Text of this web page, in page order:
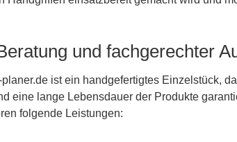
und fachgerechter
ist ein handgefertigtes Einzelstück,
eine lange Lebensdauer der Produkte
folgende Leistungen: